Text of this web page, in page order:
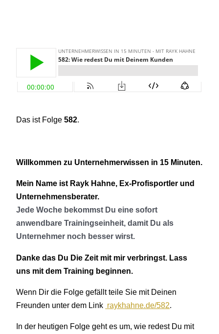
Das ist Folge582.
Willkommen zu Unternehmerwissen in 15 Minuten.
Mein Name ist Rayk Hahne, Ex-Profisportler und
Unternehmensberater.
Jede Woche bekommst Du eine sofort
anwendbare Trainingseinheit, damit Du als
Unternehmer noch besser wirst.
Danke das Du Die Zeit mit mir verbringst. Lass
uns mit dem Training beginnen.
Wenn Dir die Folge gefällt teile Sie mit Deinen
Freunden unter dem Link raykhahne.de/582.
In der heutigen Folge geht es um, wie redest Du mit